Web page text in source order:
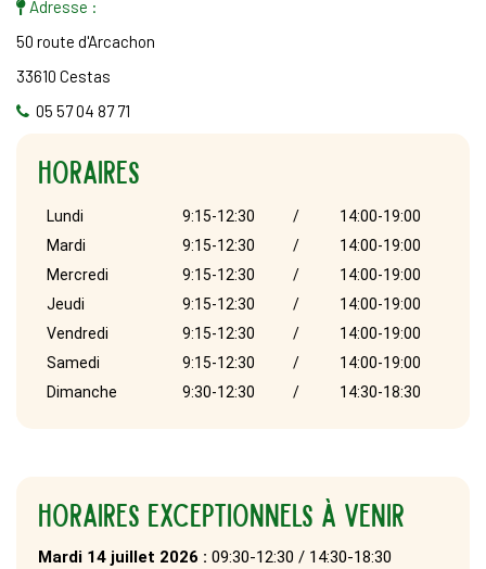
Adresse :
50 route d'Arcachon
33610 Cestas
05 57 04 87 71
HORAIRES
Lundi 9:15-12:30 /
14:00-19:00
Mardi
9:15-12:30 /
14:00-19:00
Mercredi
9:15-12:30 /
14:00-19:00
Jeudi
9:15-12:30 /
14:00-19:00
Vendredi
9:15-12:30 /
14:00-19:00
Samedi
9:15-12:30 /
14:00-19:00
Dimanche
9:30-12:30 / 14:30-18:30
Horaires exceptionnels à venir
Mardi 14 juillet 2026 : 09:30-12:30 / 14:30-18:30